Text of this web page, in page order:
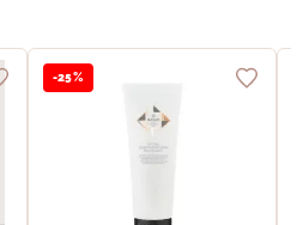
-25%